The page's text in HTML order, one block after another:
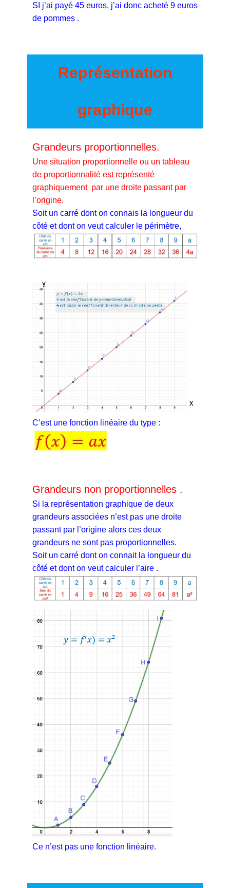
SI j’ai payé 45 euros, j’ai donc acheté 9 euros
de pommes .
Représentation
graphique
Grandeurs proportionnelles.
Une situation proportionnelle ou un tableau
de proportionnalité est représenté
graphiquement par une droite passant par
l’origine.
Soit un carré dont on connais la longueur du
côté et dont on veut calculer le périmètre,
C’est une fonction linéaire du type :
Grandeurs non proportionnelles .
Si la représentation graphique de deux
grandeurs associées n’est pas une droite
passant par l’origine alors ces deux
grandeurs ne sont pas proportionnelles.
Soit un carré dont on connait la longueur du
côté et dont on veut calculer l’aire .
Ce n’est pas une fonction linéaire.